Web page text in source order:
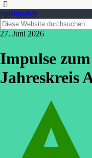
Spiritualität
27. Juni 2026
Impulse
Jahreskreis